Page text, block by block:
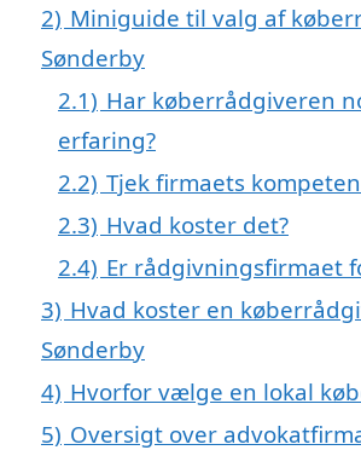
2) Miniguide til valg af
Sønderby
2.1) Har køberrådgiveren
erfaring?
2.2) Tjek firmaets
2.3) Hvad koster det?
2.4) Er rådgivningsfirmaet
3) Hvad koster en
Sønderby
4) Hvorfor vælge en lokal
5) Oversigt over